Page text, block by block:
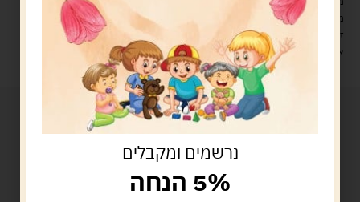
משלוח עם שליח עד הבית: 29 ש"ח
זמן אספקה: עד 4 ימי עסקים.
איסוף עצמי: מ"ביתר טויס" רחוב בניין דוד 18, ביתר עילית.
נרשמים ומקבלים
5% הנחה